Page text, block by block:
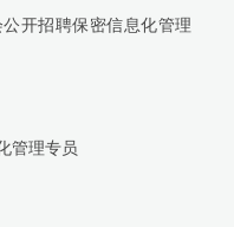
开招聘保密信息化管理
管理专员